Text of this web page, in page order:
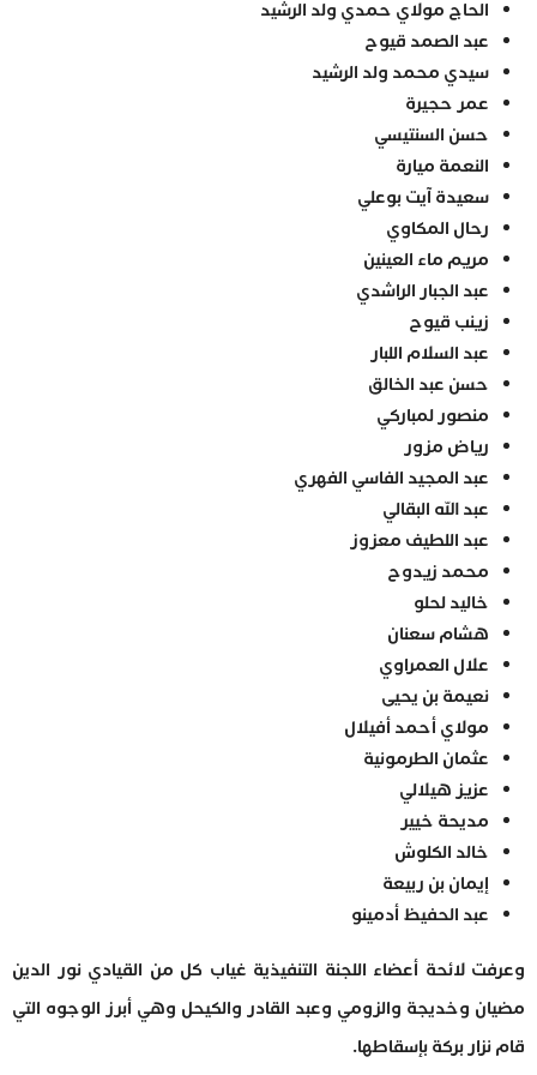
الحاج مولاي حمدي ولد الرشيد
عبد الصمد قيوح
سيدي محمد ولد الرشيد
عمر حجيرة
حسن السنتيسي
النعمة ميارة
سعيدة آيت بوعلي
رحال المكاوي
مريم ماء العينين
عبد الجبار الراشدي
زينب قيوح
عبد السلام اللبار
حسن عبد الخالق
منصور لمباركي
رياض مزور
عبد المجيد الفاسي الفهري
عبد الله البقالي
عبد اللطيف معزوز
محمد زيدوح
خاليد لحلو
هشام سعنان
علال العمراوي
نعيمة بن يحيى
مولاي أحمد أفيلال
عثمان الطرمونية
عزيز هيلالي
مديحة خيير
خالد الكلوش
إيمان بن ربيعة
عبد الحفيظ أدمينو
وعرفت لائحة أعضاء اللجنة التنفيذية غياب كل من القيادي نور الدين
مضيان وخديجة والزومي وعبد القادر والكيحل وهي أبرز الوجوه التي
قام نزار بركة بإسقاطها.